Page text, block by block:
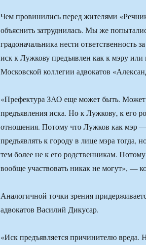
Чем провинились перед жителями
объяснить затруднилась. Мы же
градоначальника нести ответственность
иск к Лужкову предъявлен как к мэру или
Московской коллегии адвокатов
«Префектура ЗАО еще может быть. Может
предъявления иска. Но к Лужкову, к его
отношения. Потому что Лужков как мэр —
предъявлять к городу в лице мэра тогда,
тем более не к его родственникам.
вообще участвовать никак не могут», —
Аналогичной точки зрения
адвокатов Василий Дикусар.
«Иск предъявляется причинителю вреда.